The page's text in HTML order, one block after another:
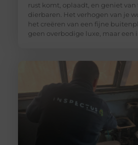
rust komt, oplaadt, en geniet
dierbaren. Het verhogen van je
het creëren van een fijne
geen overbodige luxe, maar een